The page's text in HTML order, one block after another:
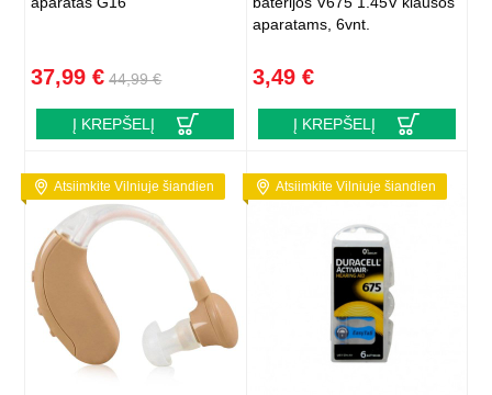
37,99 € 44,99 €
Į KREPŠELĮ
aparatams, 6vnt.
3,49 €
Į KREPŠELĮ
Atsiimkite Vilniuje šiandien Atsiimkite Vilniuje šiandien